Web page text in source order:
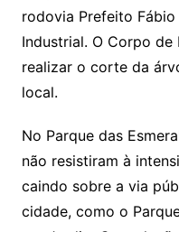
rodovia Prefeito
Industrial. O Corpo
realizar o corte da
local.
No Parque das
não resistiram à
caindo sobre a via
cidade, como o